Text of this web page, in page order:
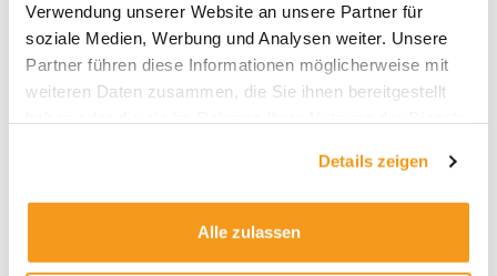
Verwendung unserer Website an unsere Partner für
soziale Medien, Werbung und Analysen weiter. Unsere
Partner führen diese Informationen möglicherweise mit
weiteren Daten zusammen, die Sie ihnen bereitgestellt
Details zeigen
Alle zulassen
2024
2023
2021
1970